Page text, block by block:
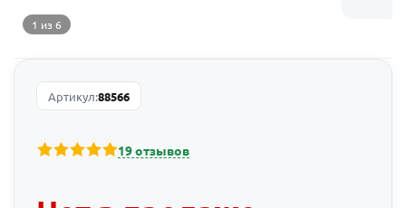
1 из 6
Артикул:88566
19 отзывов